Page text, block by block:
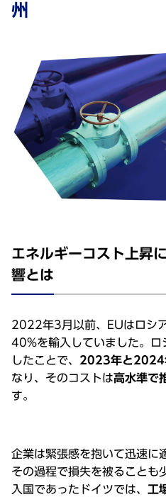
州
エネルギーコスト上昇
響とは
2022年3⽉以前、EUはロシ
40%を輸⼊していました。ロ
したことで、 2023年と2024
なり、そのコストは⾼⽔準で
す。
企業は緊張感を抱いて迅速に
その過程で損失を被ることも
⼊国であったドイツでは、 ⼯